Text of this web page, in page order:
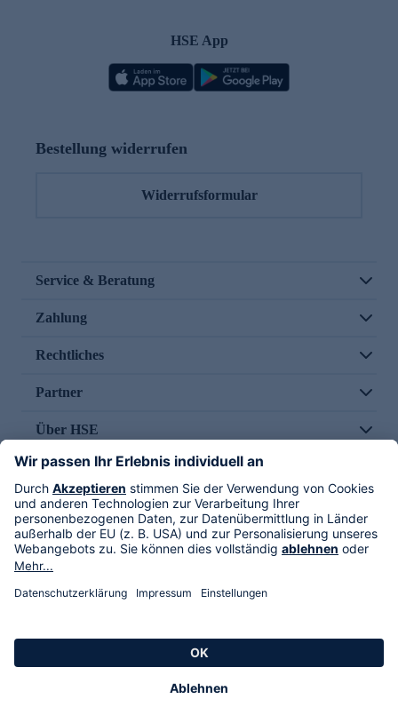
HSE App
Bestellung widerrufen
Widerrufsformular
Service & Beratung
Zahlung
Rechtliches
Partner
Über HSE
Im TV
HSE International